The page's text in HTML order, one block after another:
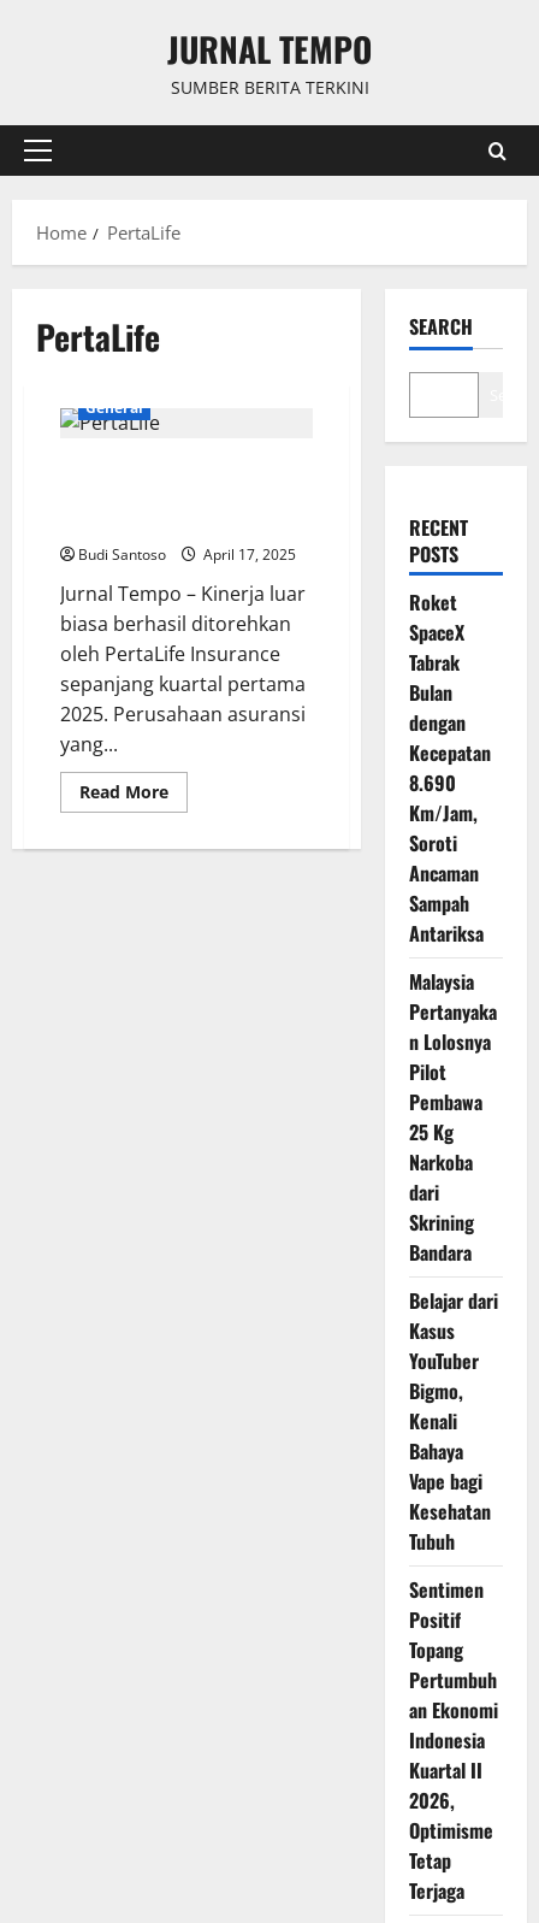
JURNAL TEMPO
SUMBER BERITA TERKINI
Primary
Home
PertaLife
PertaLife
General
Budi Santoso April 17, 2025
Jurnal Tempo – Kinerja luar
biasa berhasil ditorehkan
oleh PertaLife Insurance
sepanjang kuartal pertama
2025. Perusahaan asuransi
yang...
Read MoreRead
more
Ukir
SEARCH
RECENT
POSTS
Roket
SpaceX
Tabrak
Bulan
dengan
Kecepatan
8.690
Km/Jam,
Soroti
Ancaman
Sampah
Antariksa
Malaysia
Pertanyaka
n Lolosnya
Pilot
Pembawa
25 Kg
Narkoba
dari
Skrining
Bandara
Belajar dari
Kasus
YouTuber
Bigmo,
Kenali
Bahaya
Vape bagi
Kesehatan
Tubuh
Sentimen
Positif
Topang
Pertumbuh
an Ekonomi
Indonesia
Kuartal II
2026,
Optimisme
Tetap
Terjaga